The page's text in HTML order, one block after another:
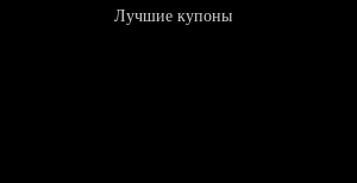
Лучшие купоны